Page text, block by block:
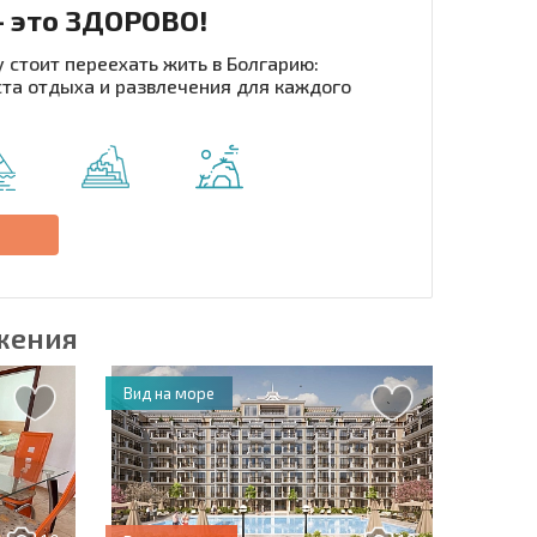
| Нажимая кнопку, вы разрешаете
Отправить сообщение
это ЗДОРОВО!
переехать жить в Болгарию:
отдыха и развлечения для каждого
Вид на море